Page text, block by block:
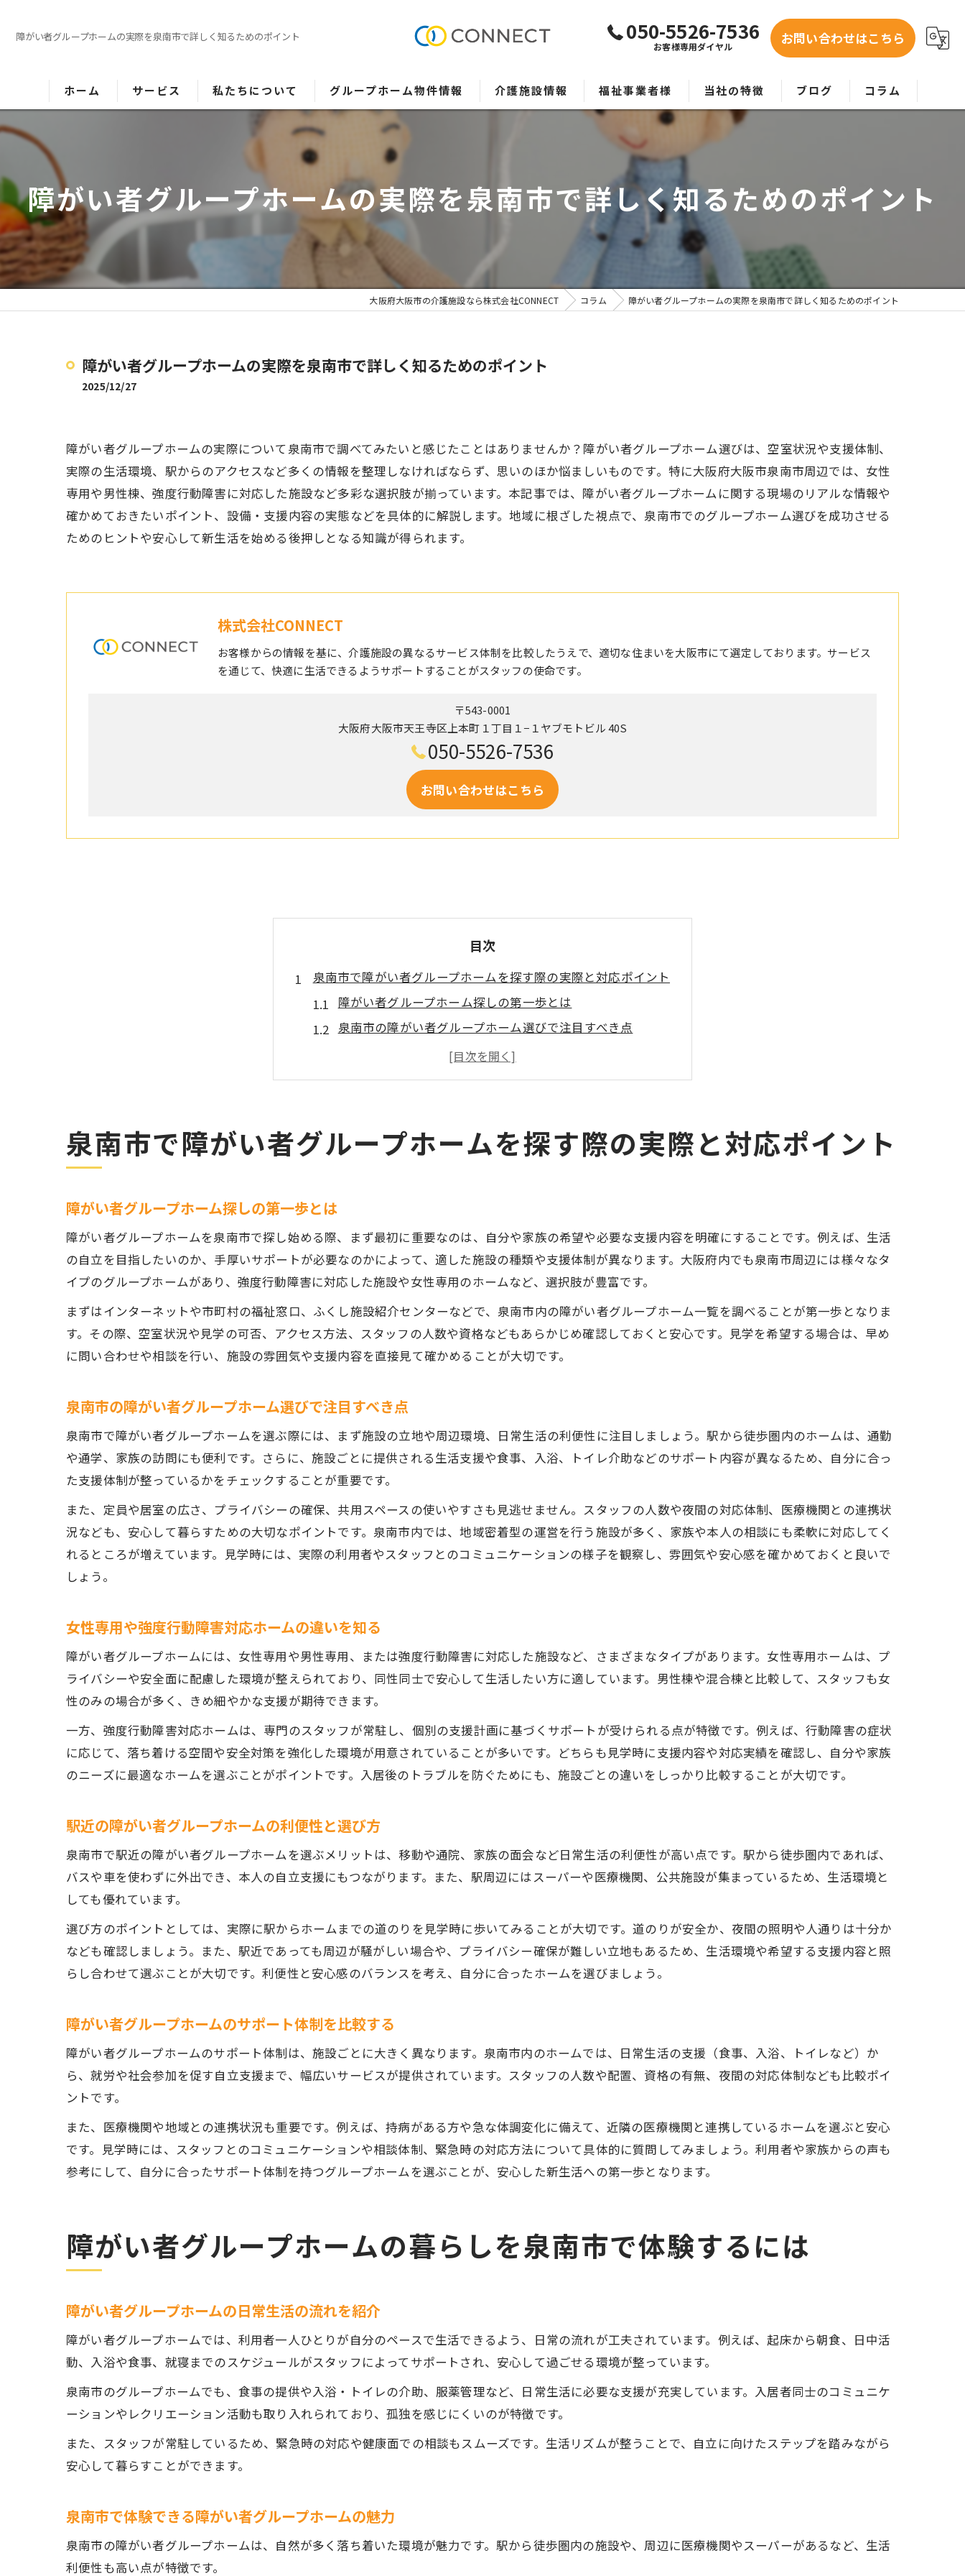
障がい者グループホームの実際を泉南市で詳しく知るためのポイント 050-5526-7536
お客様専用ダイヤル お問い合わせはこちら
ホーム サービス
高齢者向けホームのご紹介
障がい者向けホームのご紹介
私たちについて グループホーム物件情報 介護施設情報 福祉事業者様
事業者様お問い合わせ
当社の特徴
紹介
老人ホーム
グループホーム
要介護
ブログ コラム
障がい者グループホームの実際を泉南市で詳しく知るためのポイント
大阪府大阪市の介護施設なら株式会社CONNECT コラム 障がい者グループホームの実際を泉南市で詳しく知るためのポイント
障がい者グループホームの実際を泉南市で詳しく知るためのポイント
2025/12/27
障がい者グループホームの実際について泉南市で調べてみたいと感じたことはありませんか？障がい者グループホーム選びは、空室状況や支援体制、
実際の生活環境、駅からのアクセスなど多くの情報を整理しなければならず、思いのほか悩ましいものです。特に大阪府大阪市泉南市周辺では、女性
専用や男性棟、強度行動障害に対応した施設など多彩な選択肢が揃っています。本記事では、障がい者グループホームに関する現場のリアルな情報や
確かめておきたいポイント、設備・支援内容の実態などを具体的に解説します。地域に根ざした視点で、泉南市でのグループホーム選びを成功させる
ためのヒントや安心して新生活を始める後押しとなる知識が得られます。
株式会社CONNECT
お客様からの情報を基に、介護施設の異なるサービス体制を比較したうえで、適切な住まいを大阪市にて選定しております。サービス
を通じて、快適に生活できるようサポートすることがスタッフの使命です。
〒543-0001
大阪府大阪市天王寺区上本町１丁目１−１ヤブモトビル 40S
050-5526-7536
お問い合わせはこちら
目次
泉南市で障がい者グループホームを探す際の実際と対応ポイント
障がい者グループホーム探しの第一歩とは
泉南市の障がい者グループホーム選びで注目すべき点
女性専用や強度行動障害対応ホームの違いを知る
駅近の障がい者グループホームの利便性と選び方
障がい者グループホームの暮らしを泉南市で体験するには
障がい者グループホームの日常生活の流れを紹介
暮らしやすい障がい者グループホームの条件を探る
泉南市ならではの障がい者グループホーム体験談
日常生活に寄り添う障がい者グループホームの魅力
障がい者グループホームがもたらす安心感の理由
日常生活支援が充実した障がい者グループホームの特徴
泉南市で生活する障がい者グループホームの強み
障がい者グループホームで実感できる自立支援とは
グループホーム選びで重視したい泉南市の支援体制とは
障がい者グループホームの支援体制比較ポイント
泉南市の障がい者グループホームが提供するサポート
強度行動障害に対応したグループホームの支援内容
地域密着型の障がい者グループホーム選びのコツ
障がい者グループホームで重視すべき相談体制
泉南市の障がい者グループホーム最新動向を解説
専門スタッフが支える障がい者グループホームの特徴
強度行動障害を持つ方への支援内容を知る
障がい者グループホーム選びでの注意点と実情
安心できる障がい者グループホームの設備と泉南市の特徴
障がい者グループホームの設備面で確認すべき項目
泉南市の障がい者グループホームが備える安心の設備
バリアフリーや安全設計の障がい者グループホーム
共有スペースや個室の使い心地を比べるポイント
泉南市で障がい者グループホームを探す際の実際と対応ポイント
障がい者グループホーム探しの第一歩とは
障がい者グループホームを泉南市で探し始める際、まず最初に重要なのは、自分や家族の希望や必要な支援内容を明確にすることです。例えば、生活
の自立を目指したいのか、手厚いサポートが必要なのかによって、適した施設の種類や支援体制が異なります。大阪府内でも泉南市周辺には様々なタ
イプのグループホームがあり、強度行動障害に対応した施設や女性専用のホームなど、選択肢が豊富です。
まずはインターネットや市町村の福祉窓口、ふくし施設紹介センターなどで、泉南市内の障がい者グループホーム一覧を調べることが第一歩となりま
す。その際、空室状況や見学の可否、アクセス方法、スタッフの人数や資格などもあらかじめ確認しておくと安心です。見学を希望する場合は、早め
に問い合わせや相談を行い、施設の雰囲気や支援内容を直接見て確かめることが大切です。
泉南市の障がい者グループホーム選びで注目すべき点
泉南市で障がい者グループホームを選ぶ際には、まず施設の立地や周辺環境、日常生活の利便性に注目しましょう。駅から徒歩圏内のホームは、通勤
や通学、家族の訪問にも便利です。さらに、施設ごとに提供される生活支援や食事、入浴、トイレ介助などのサポート内容が異なるため、自分に合っ
た支援体制が整っているかをチェックすることが重要です。
また、定員や居室の広さ、プライバシーの確保、共用スペースの使いやすさも見逃せません。スタッフの人数や夜間の対応体制、医療機関との連携状
況なども、安心して暮らすための大切なポイントです。泉南市内では、地域密着型の運営を行う施設が多く、家族や本人の相談にも柔軟に対応してく
れるところが増えています。見学時には、実際の利用者やスタッフとのコミュニケーションの様子を観察し、雰囲気や安心感を確かめておくと良いで
しょう。
女性専用や強度行動障害対応ホームの違いを知る
障がい者グループホームには、女性専用や男性専用、または強度行動障害に対応した施設など、さまざまなタイプがあります。女性専用ホームは、プ
ライバシーや安全面に配慮した環境が整えられており、同性同士で安心して生活したい方に適しています。男性棟や混合棟と比較して、スタッフも女
性のみの場合が多く、きめ細やかな支援が期待できます。
一方、強度行動障害対応ホームは、専門のスタッフが常駐し、個別の支援計画に基づくサポートが受けられる点が特徴です。例えば、行動障害の症状
に応じて、落ち着ける空間や安全対策を強化した環境が用意されていることが多いです。どちらも見学時に支援内容や対応実績を確認し、自分や家族
のニーズに最適なホームを選ぶことがポイントです。入居後のトラブルを防ぐためにも、施設ごとの違いをしっかり比較することが大切です。
駅近の障がい者グループホームの利便性と選び方
泉南市で駅近の障がい者グループホームを選ぶメリットは、移動や通院、家族の面会など日常生活の利便性が高い点です。駅から徒歩圏内であれば、
バスや車を使わずに外出でき、本人の自立支援にもつながります。また、駅周辺にはスーパーや医療機関、公共施設が集まっているため、生活環境と
しても優れています。
選び方のポイントとしては、実際に駅からホームまでの道のりを見学時に歩いてみることが大切です。道のりが安全か、夜間の照明や人通りは十分か
なども確認しましょう。また、駅近であっても周辺が騒がしい場合や、プライバシー確保が難しい立地もあるため、生活環境や希望する支援内容と照
らし合わせて選ぶことが大切です。利便性と安心感のバランスを考え、自分に合ったホームを選びましょう。
障がい者グループホームのサポート体制を比較する
障がい者グループホームのサポート体制は、施設ごとに大きく異なります。泉南市内のホームでは、日常生活の支援（食事、入浴、トイレなど）か
ら、就労や社会参加を促す自立支援まで、幅広いサービスが提供されています。スタッフの人数や配置、資格の有無、夜間の対応体制なども比較ポイ
ントです。
また、医療機関や地域との連携状況も重要です。例えば、持病がある方や急な体調変化に備えて、近隣の医療機関と連携しているホームを選ぶと安心
です。見学時には、スタッフとのコミュニケーションや相談体制、緊急時の対応方法について具体的に質問してみましょう。利用者や家族からの声も
参考にして、自分に合ったサポート体制を持つグループホームを選ぶことが、安心した新生活への第一歩となります。
障がい者グループホームの暮らしを泉南市で体験するには
障がい者グループホームの日常生活の流れを紹介
障がい者グループホームでは、利用者一人ひとりが自分のペースで生活できるよう、日常の流れが工夫されています。例えば、起床から朝食、日中活
動、入浴や食事、就寝までのスケジュールがスタッフによってサポートされ、安心して過ごせる環境が整っています。
泉南市のグループホームでも、食事の提供や入浴・トイレの介助、服薬管理など、日常生活に必要な支援が充実しています。入居者同士のコミュニケ
ーションやレクリエーション活動も取り入れられており、孤独を感じにくいのが特徴です。
また、スタッフが常駐しているため、緊急時の対応や健康面での相談もスムーズです。生活リズムが整うことで、自立に向けたステップを踏みながら
安心して暮らすことができます。
泉南市で体験できる障がい者グループホームの魅力
泉南市の障がい者グループホームは、自然が多く落ち着いた環境が魅力です。駅から徒歩圏内の施設や、周辺に医療機関やスーパーがあるなど、生活
利便性も高い点が特徴です。